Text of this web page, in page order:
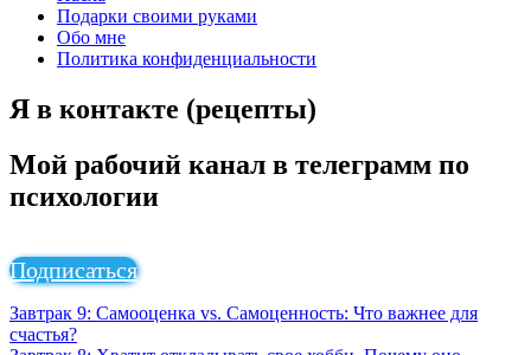
Подарки своими руками
Обо мне
Политика конфиденциальности
Я в контакте (рецепты)
Мой рабочий канал в телеграмм по
психологии
Подписаться
Завтрак 9: Самооценка vs. Самоценность: Что важнее для
счастья?